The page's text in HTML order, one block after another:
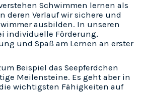
Schwimmen lernen als
deren Verlauf wir sichere und
ausbilden. In unseren
individuelle Förderung,
und Spaß am Lernen an erster
Beispiel das Seepferdchen
Meilensteine. Es geht aber in
wichtigsten Fähigkeiten auf